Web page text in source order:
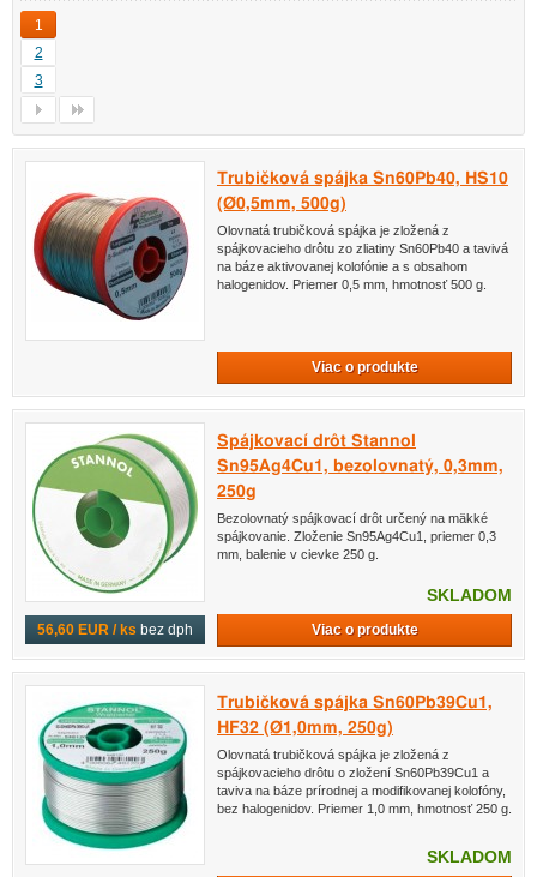
1
2
3
Trubičková spájka Sn60Pb40, HS10
(Ø0,5mm, 500g)
Olovnatá trubičková spájka je zložená z
spájkovacieho drôtu zo zliatiny Sn60Pb40 a tavivá
na báze aktivovanej kolofónie a s obsahom
halogenidov. Priemer 0,5 mm, hmotnosť 500 g.
Viac o produkte
56,60 EUR / ks bez dph
Spájkovací drôt Stannol
Sn95Ag4Cu1, bezolovnatý, 0,3mm,
250g
Bezolovnatý spájkovací drôt určený na mäkké
spájkovanie. Zloženie Sn95Ag4Cu1, priemer 0,3
mm, balenie v cievke 250 g.
SKLADOM
Viac o produkte
Trubičková spájka Sn60Pb39Cu1,
HF32 (Ø1,0mm, 250g)
Olovnatá trubičková spájka je zložená z
spájkovacieho drôtu o zložení Sn60Pb39Cu1 a
taviva na báze prírodnej a modifikovanej kolofóny,
bez halogenidov. Priemer 1,0 mm, hmotnosť 250 g.
SKLADOM